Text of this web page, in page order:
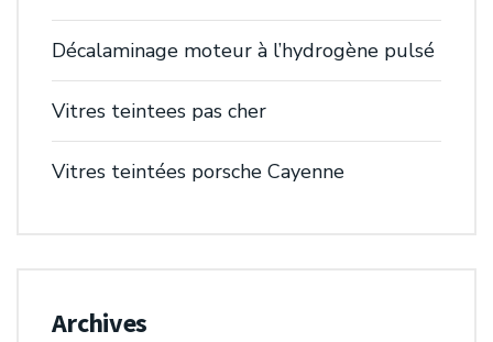
Décalaminage moteur à l’hydrogène pulsé
Vitres teintees pas cher
Vitres teintées porsche Cayenne
Archives